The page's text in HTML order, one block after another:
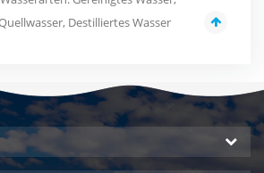
Destilliertes Wasser